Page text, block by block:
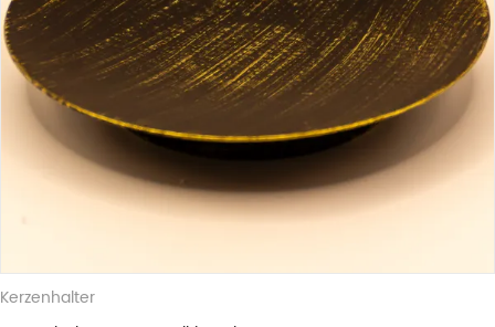
Kerzenhalter